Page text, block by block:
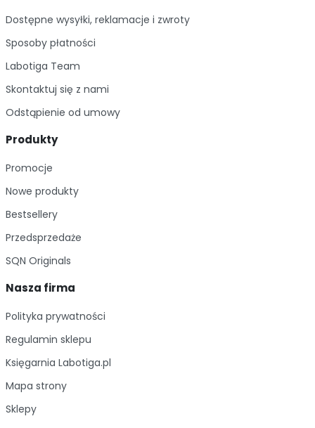
Dostępne wysyłki, reklamacje i zwroty
Sposoby płatności
Labotiga Team
Skontaktuj się z nami
Odstąpienie od umowy
Produkty
Promocje
Nowe produkty
Bestsellery
Przedsprzedaże
SQN Originals
Nasza firma
Polityka prywatności
Regulamin sklepu
Księgarnia Labotiga.pl
Mapa strony
Sklepy